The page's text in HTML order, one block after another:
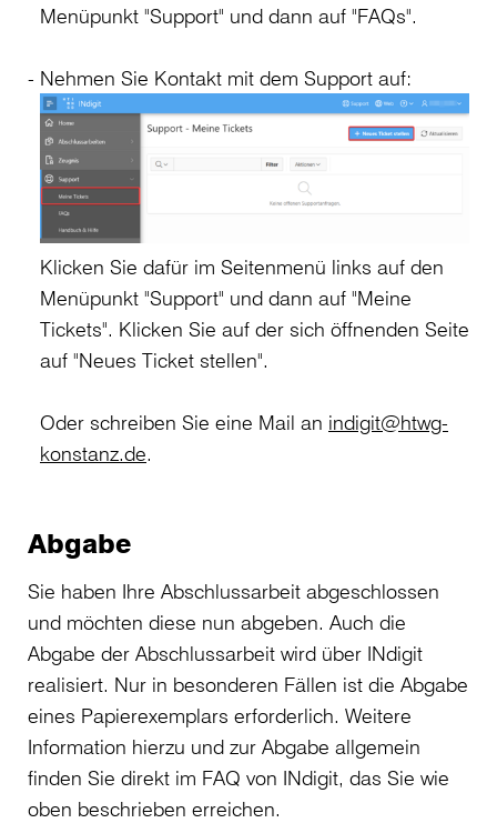
Menüpunkt "Support" und dann auf "FAQs".
Nehmen Sie Kontakt mit dem Support auf:
Klicken Sie dafür im Seitenmenü links auf den
Menüpunkt "Support" und dann auf "Meine
Tickets". Klicken Sie auf der sich öffnenden Seite
auf "Neues Ticket stellen".
Oder schreiben Sie eine Mail an indigit@htwg-
konstanz.de.
Abgabe
Sie haben Ihre Abschlussarbeit abgeschlossen
und möchten diese nun abgeben. Auch die
Abgabe der Abschlussarbeit wird über INdigit
realisiert. Nur in besonderen Fällen ist die Abgabe
eines Papierexemplars erforderlich. Weitere
Information hierzu und zur Abgabe allgemein
finden Sie direkt im FAQ von INdigit, das Sie wie
oben beschrieben erreichen.